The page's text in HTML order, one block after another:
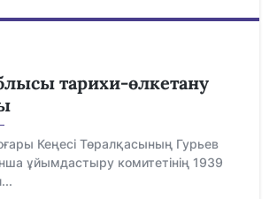
тарихи-өлкетану
Кеңесі Төралқасының Гурьев
ұйымдастыру комитетінің 1939